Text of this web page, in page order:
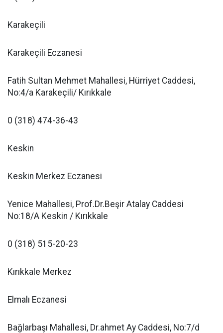
Karakeçili
Karakeçili Eczanesi
Fatih Sultan Mehmet Mahallesi, Hürriyet Caddesi,
No:4/a Karakeçili/ Kırıkkale
0 (318) 474-36-43
Keskin
Keskin Merkez Eczanesi
Yenice Mahallesi, Prof.Dr.Beşir Atalay Caddesi
No:18/A Keskin / Kırıkkale
0 (318) 515-20-23
Kırıkkale Merkez
Elmalı Eczanesi
Bağlarbaşı Mahallesi, Dr.ahmet Ay Caddesi, No:7/d